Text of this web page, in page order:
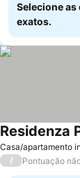
Selecione
exatos.
Casa/apartamento
Residenza
/ Pontuação